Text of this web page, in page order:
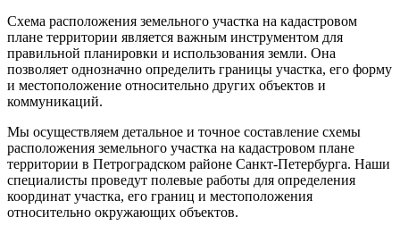
Схема расположения земельного участка на кадастровом
плане территории является важным инструментом для
правильной планировки и использования земли. Она
позволяет однозначно определить границы участка, его форму
и местоположение относительно других объектов и
коммуникаций.
Мы осуществляем детальное и точное составление схемы
расположения земельного участка на кадастровом плане
территории в Петроградском районе Санкт-Петербурга. Наши
специалисты проведут полевые работы для определения
координат участка, его границ и местоположения
относительно окружающих объектов.